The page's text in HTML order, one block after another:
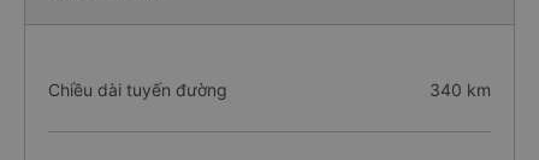
Chiều dài tuyến đường 340 km